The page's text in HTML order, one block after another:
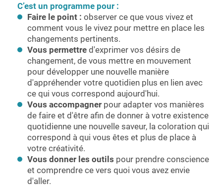
C’est un programme pour :
Faire le point : observer ce que vous vivez et
comment vous le vivez pour mettre en place les
changements pertinents.
Vous permettre d'exprimer vos désirs de
changement, de vous mettre en mouvement
pour développer une nouvelle manière
d'appréhender votre quotidien plus en lien avec
ce qui vous correspond aujourd'hui.
Vous accompagner pour adapter vos manières
de faire et d'être afin de donner à votre existence
quotidienne une nouvelle saveur, la coloration qui
correspond à qui vous êtes et plus de place à
votre créativité.
Vous donner les outils pour prendre conscience
et comprendre ce vers quoi vous avez envie
d'aller.